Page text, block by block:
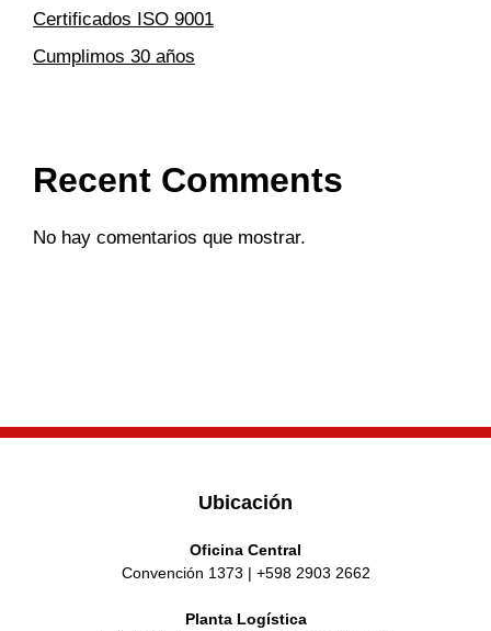
Certificados ISO 9001
Cumplimos 30 años
Recent Comments
No hay comentarios que mostrar.
Ubicación
Oficina Central
Convención 1373 | +598 2903 2662
Planta Logística